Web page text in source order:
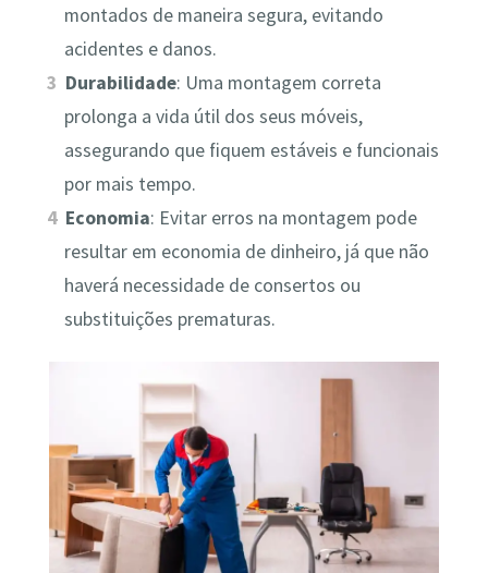
montados de maneira segura, evitando
acidentes e danos.
Durabilidade: Uma montagem correta
prolonga a vida útil dos seus móveis,
assegurando que fiquem estáveis e funcionais
por mais tempo.
Economia: Evitar erros na montagem pode
resultar em economia de dinheiro, já que não
haverá necessidade de consertos ou
substituições prematuras.